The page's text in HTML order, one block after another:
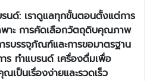
นด์: เราดูแลทุกขั้นตอนตั้งแต่การ
าะ การคัดเลือกวัตถุดิบคุณภาพ
รบรรจุภัณฑ์และการขอมาตรฐาน
ร ทำแบรนด์ เครื่องดื่มเพื่อ
เป็นเรื่องง่ายและรวดเร็ว